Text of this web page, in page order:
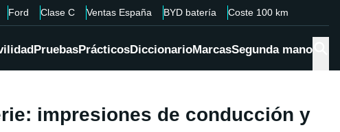
Ford Clase C Ventas España BYD batería Coste 100 km
PruebasPrácticosDiccionarioMarcasSegunda mano
impresiones de conducción y